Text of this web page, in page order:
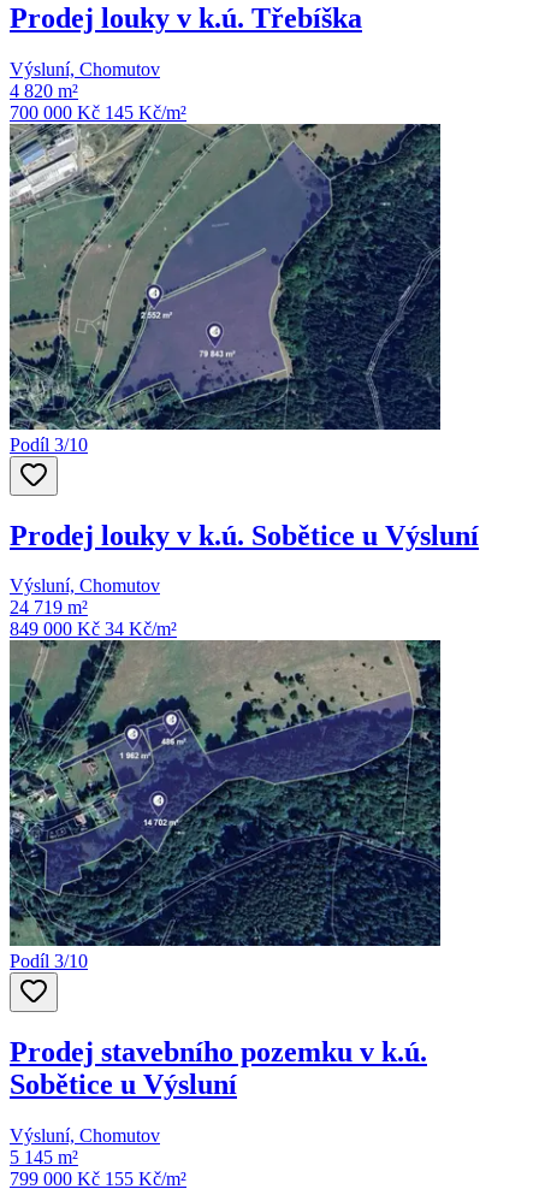
Prodej louky v k.ú. Třebíška
Výsluní, Chomutov
4 820 m²
700 000 Kč 145 Kč/m²
Podíl 3/10
Prodej louky v k.ú. Sobětice u Výsluní
Výsluní, Chomutov
24 719 m²
849 000 Kč 34 Kč/m²
Podíl 3/10
Prodej stavebního pozemku v k.ú.
Sobětice u Výsluní
Výsluní, Chomutov
5 145 m²
799 000 Kč 155 Kč/m²